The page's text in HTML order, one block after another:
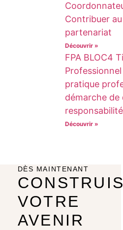
Contribuer
partenariat
Découvrir »
FPA BLOC4
Professionnel
pratique
démarche de
Découvrir »
DÈS MAINTENANT
VOTRE
AVENIR